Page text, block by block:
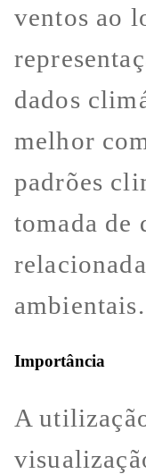
ventos ao
dados
melhor
padrões
tomada de
ambientais.
Importância
A